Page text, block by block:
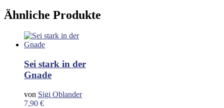
Ähnliche Produkte
Sei stark in der
Gnade
von Sigi Oblander
7,90 €